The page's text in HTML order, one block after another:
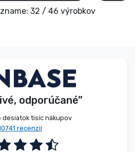
32 / 46 výrobkov
odporúčané”
desiatok tisíc nákupov
recenzií